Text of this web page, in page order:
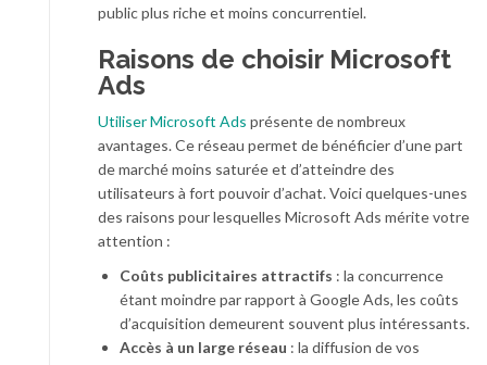
public plus riche et moins concurrentiel.
Raisons de choisir Microsoft
Ads
Utiliser Microsoft Ads présente de nombreux
avantages. Ce réseau permet de bénéficier d’une part
de marché moins saturée et d’atteindre des
utilisateurs à fort pouvoir d’achat. Voici quelques-unes
des raisons pour lesquelles Microsoft Ads mérite votre
attention :
Coûts publicitaires attractifs : la concurrence
étant moindre par rapport à Google Ads, les coûts
d’acquisition demeurent souvent plus intéressants.
Accès à un large réseau : la diffusion de vos